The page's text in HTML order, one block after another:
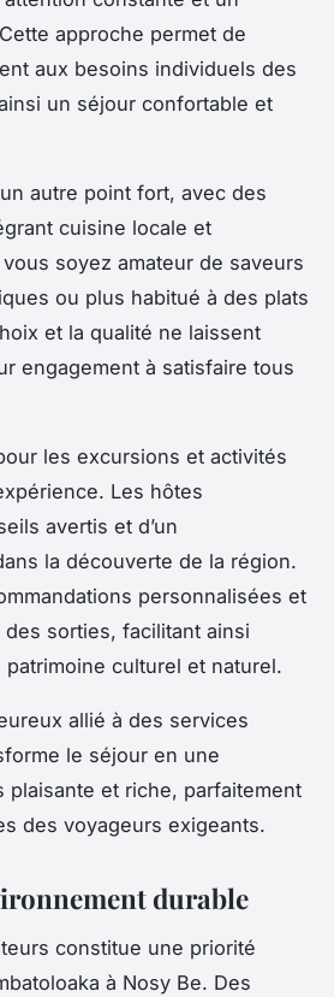
approche permet de
aux besoins individuels des
un séjour confortable et
autre point fort, avec des
cuisine locale et
soyez amateur de saveurs
ou plus habitué à des plats
et la qualité ne laissent
engagement à satisfaire tous
les excursions et activités
Les hôtes
avertis et d’un
la découverte de la région.
personnalisées et
des sorties, facilitant ainsi
patrimoine culturel et naturel.
allié à des services
le séjour en une
plaisante et riche, parfaitement
des voyageurs exigeants.
durable
constitue une priorité
à Nosy Be. Des